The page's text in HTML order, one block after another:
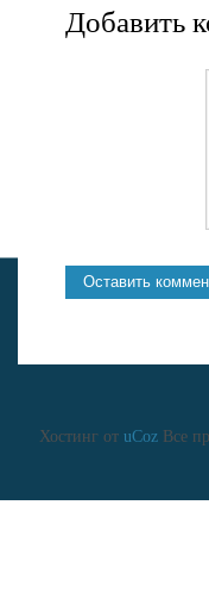
Добавить
Хостинг от uCozВсе